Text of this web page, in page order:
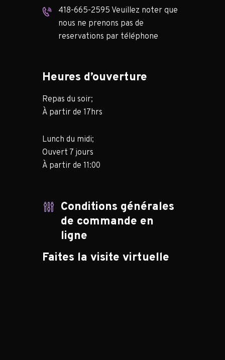
418-665-2595 Veuillez noter que
nous ne prenons pas de
reservations par téléphone
Heures d’ouverture
Repas du soir;
À partir de 17hrs
Lunch du midi;
Ouvert 7 jours
À partir de 11:00
Conditions générales
de commande en
ligne
Faites la visite virtuelle